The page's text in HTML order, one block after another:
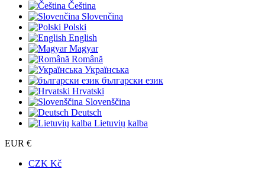
Čeština
Slovenčina
Polski
English
Magyar
Română
Українська
български език
Hrvatski
Slovenščina
Deutsch
Lietuvių kalba
EUR €
CZK Kč